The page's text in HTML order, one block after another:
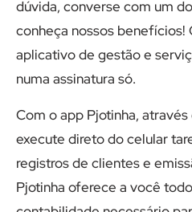
dúvida, converse com um
conheça nossos benefícios!
aplicativo de gestão e
numa assinatura só.
Com o app Pjotinha,
execute direto do celular
registros de clientes e
Pjotinha oferece a você